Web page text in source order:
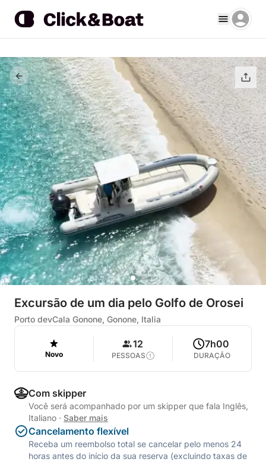
Excursão de um dia pelo Golfo de Orosei
Porto devCala Gonone, Gonone, Italia
Novo
12
PESSOAS
7h00
DURAÇÃO
Com skipper
Você será acompanhado por um skipper que fala Inglês,
Italiano · Saber mais
Cancelamento flexível
Receba um reembolso total se cancelar pelo menos 24
horas antes do início da sua reserva (excluindo taxas de